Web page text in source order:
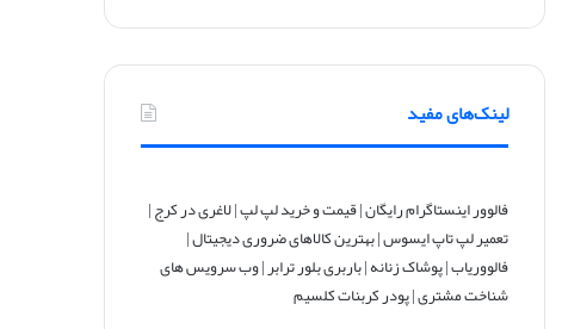
لینک‌های مفید
فالوور اینستاگرام رایگان|قیمت و خرید لپ لپ|لاغری در کرج|
تعمیر لپ تاپ ایسوس|بهترین کالاهای ضروری دیجیتال|
فالووریاب|پوشاک زنانه|باربری بلور ترابر|وب سرویس های
شناخت مشتری|پودر کربنات کلسیم